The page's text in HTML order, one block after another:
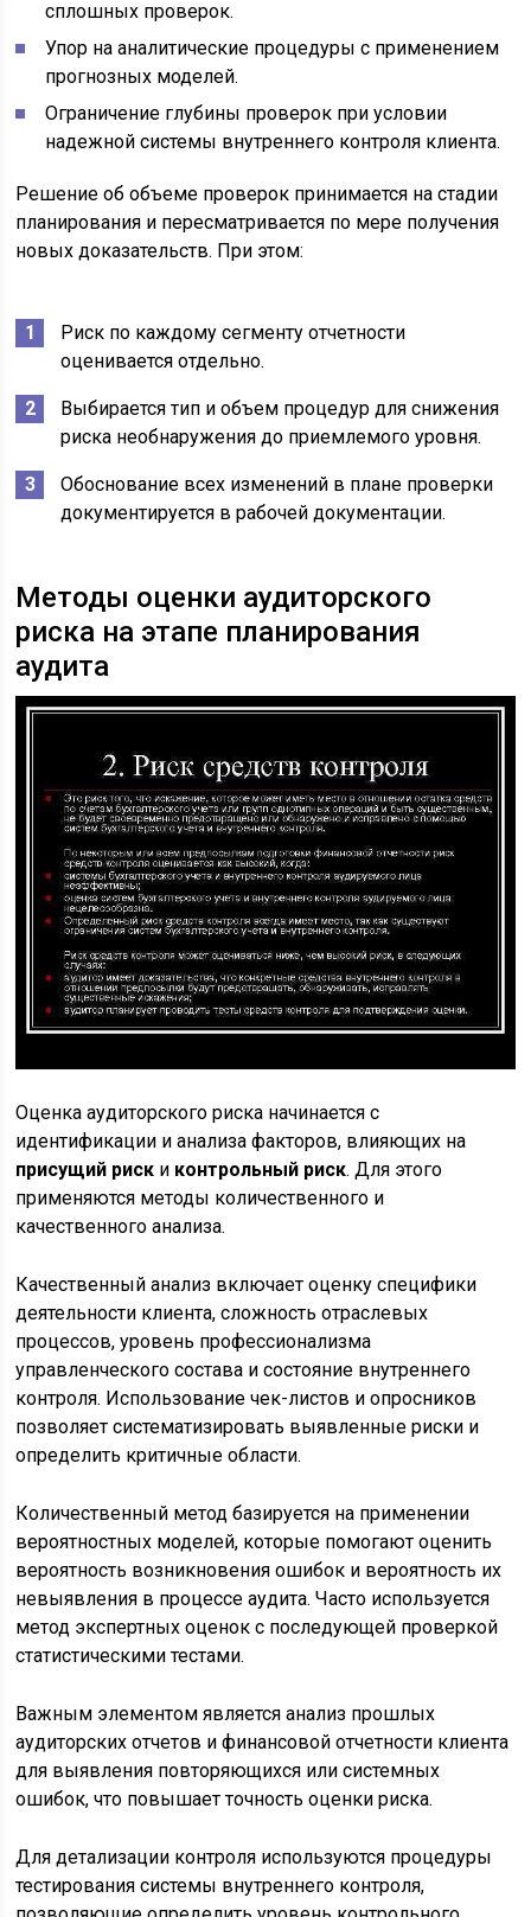
сплошных проверок.
Упор на аналитические процедуры с применением
прогнозных моделей.
Ограничение глубины проверок при условии
надежной системы внутреннего контроля клиента.
Решение об объеме проверок принимается на стадии
планирования и пересматривается по мере получения
новых доказательств. При этом:
Риск по каждому сегменту отчетности
оценивается отдельно.
Выбирается тип и объем процедур для снижения
риска необнаружения до приемлемого уровня.
Обоснование всех изменений в плане проверки
документируется в рабочей документации.
Методы оценки аудиторского
риска на этапе планирования
аудита
Оценка аудиторского риска начинается с
идентификации и анализа факторов, влияющих на
присущий риск и контрольный риск. Для этого
применяются методы количественного и
качественного анализа.
Качественный анализ включает оценку специфики
деятельности клиента, сложность отраслевых
процессов, уровень профессионализма
управленческого состава и состояние внутреннего
контроля. Использование чек-листов и опросников
позволяет систематизировать выявленные риски и
определить критичные области.
Количественный метод базируется на применении
вероятностных моделей, которые помогают оценить
вероятность возникновения ошибок и вероятность их
невыявления в процессе аудита. Часто используется
метод экспертных оценок с последующей проверкой
статистическими тестами.
Важным элементом является анализ прошлых
аудиторских отчетов и финансовой отчетности клиента
для выявления повторяющихся или системных
ошибок, что повышает точность оценки риска.
Для детализации контроля используются процедуры
тестирования системы внутреннего контроля,